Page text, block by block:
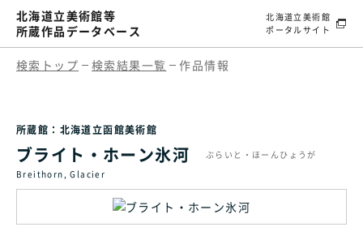
北海道立美術館等
所蔵作品データベース
北海道立美術館
ポータルサイト
検索トップ 検索結果一覧 作品情報
所蔵館：北海道立函館美術館
ブライト・ホーン氷河
ぶらいと・ほーんひょうが
Breithorn, Glacier